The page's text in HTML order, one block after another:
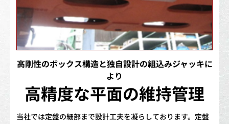
高剛性のボックス構造と独自設計の組込みジャッキに
より
高精度な平面の維持管理
当社では定盤の細部まで設計工夫を凝らしております。定盤